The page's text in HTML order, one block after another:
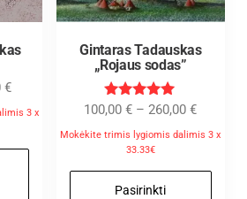
€
3 x
Gintaras Tadauskas
„Rojaus sodas”
Įvertinimas
5.00
iš 5
100,00€ – 260,00€
Mokėkite trimis lygiomis dalimis 3 x
33.33€
Pasirinkti